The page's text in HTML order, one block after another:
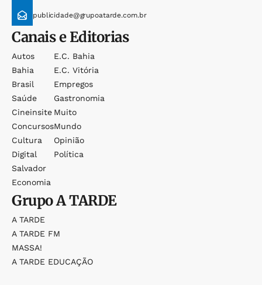
publicidade@grupoatarde.com.br
Canais e Editorias
Autos
Bahia
Brasil
Saúde
Cineinsite
Concursos
Cultura
Digital
Salvador
Economia
E.c. Bahia
E.c. Vitória
Empregos
Gastronomia
Muito
Mundo
Opinião
Política
GrupoA TARDE
A TARDE
A TARDE FM
MASSA!
A TARDE EDUCAÇÃO